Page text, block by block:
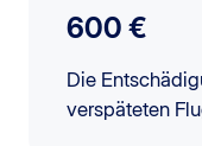
600 €
Die
verspäteten